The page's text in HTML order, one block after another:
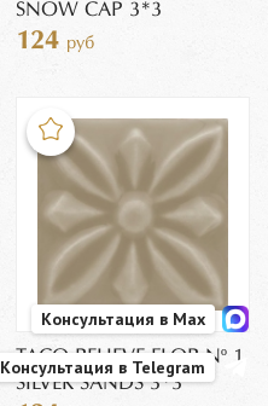
SNOW CAP 3*3
124 руб
TACO RELIEVE FLOR Nº 1
SILVER SANDS 3*3
Консультация в Telegram
Консультация в Max